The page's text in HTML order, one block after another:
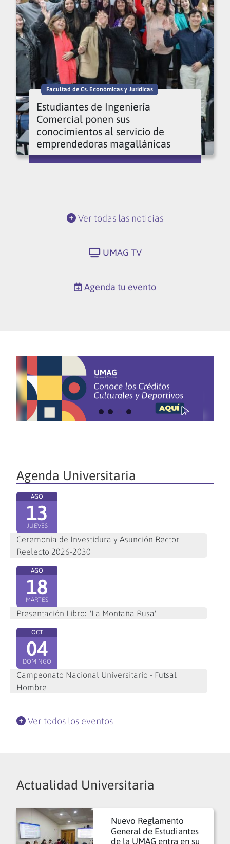
Facultad de Cs. Económicas y Jurídicas
Estudiantes de Ingeniería
Comercial ponen sus
conocimientos al servicio de
emprendedoras magallánicas
Ver todas las noticias
UMAG TV
Agenda tu evento
Agenda Universitaria
AGO
13
JUEVES
Ceremonia de Investidura y Asunción Rector
Reelecto 2026-2030
AGO
18
MARTES
Presentación Libro: "La Montaña Rusa"
OCT
04
DOMINGO
Campeonato Nacional Universitario - Futsal
Hombre
Ver todos los eventos
Actualidad Universitaria
Nuevo Reglamento
General de Estudiantes
de la UMAG entra en su